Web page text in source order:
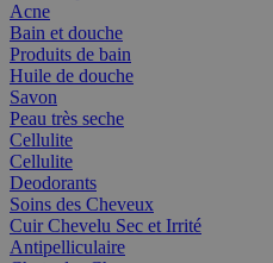
Acne
Bain et douche
Produits de bain
Huile de douche
Savon
Peau très seche
Cellulite
Cellulite
Deodorants
Soins des Cheveux
Cuir Chevelu Sec et Irrité
Antipelliculaire